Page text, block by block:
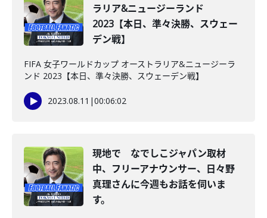
ラリア&ニュージーランド
2023【本日、準々決勝、スウェー
デン戦】
FIFA 女子ワールドカップ オーストラリア&ニュージーラ
ンド 2023【本日、準々決勝、スウェーデン戦】
2023.08.11 |00:06:02
現地で なでしこジャパン取材
中、フリーアナウンサー、日々野
真理さんに今週もお話を伺いま
す。